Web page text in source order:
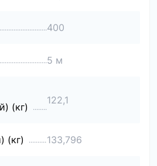
400
5 м
(кг)
122,1
(кг) 133,796